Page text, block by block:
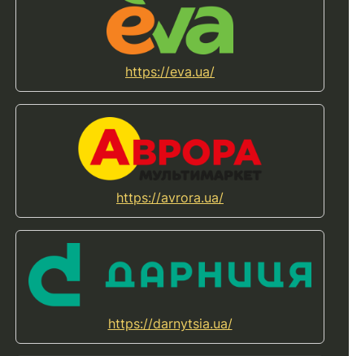
https://eva.ua/
https://avrora.ua/
https://darnytsia.ua/